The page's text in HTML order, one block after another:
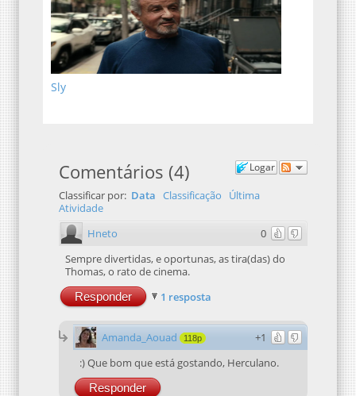
Sly
Logar
Comentários (4)
Classificar por: Data Classificação
Última
Atividade
0
Hneto
Sempre divertidas, e oportunas, as tira(das) do
Thomas, o rato de cinema.
Responder 1 resposta
+1
Amanda_Aouad 118p
:) Que bom que está gostando, Herculano.
Responder